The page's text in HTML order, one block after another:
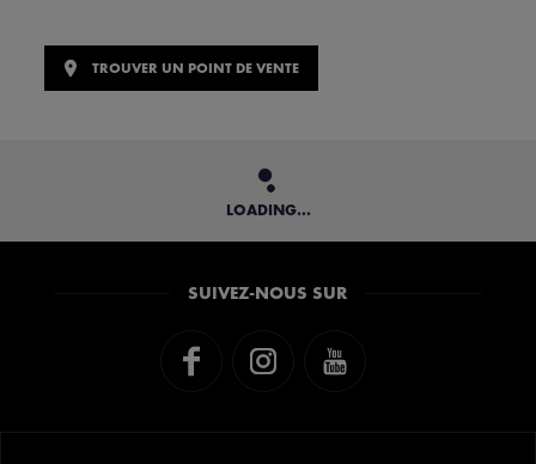
TROUVER UN POINT DE VENTE
LOADING...
SUIVEZ-NOUS SUR